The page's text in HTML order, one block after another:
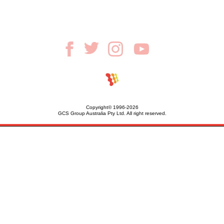
Copyright© 1996-2026
GCS Group Australia Pty Ltd. All right reserved.